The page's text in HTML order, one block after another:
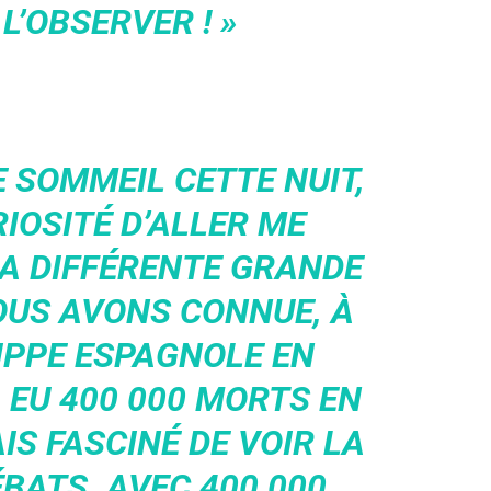
! »
SOMMEIL CETTE NUIT,
D’ALLER ME
DIFFÉRENTE GRANDE
AVONS CONNUE, À
ESPAGNOLE EN
400 000 MORTS EN
FASCINÉ DE VOIR LA